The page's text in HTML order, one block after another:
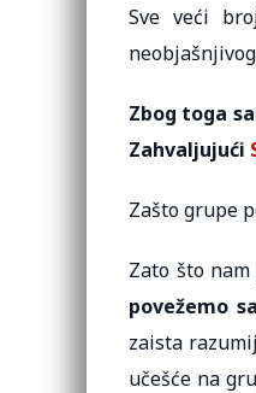
Sve veći
Zbog toga
Zahvaljujući
Zašto grupe
Zato što
povežemo
zaista
učešće na